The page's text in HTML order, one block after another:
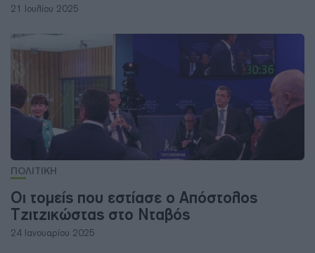
21 Ιουλίου 2025
ΠΟΛΙΤΙΚΗ
Οι τομείς που εστίασε ο Απόστολος
Τζιτζικώστας στο Νταβός
24 Ιανουαρίου 2025